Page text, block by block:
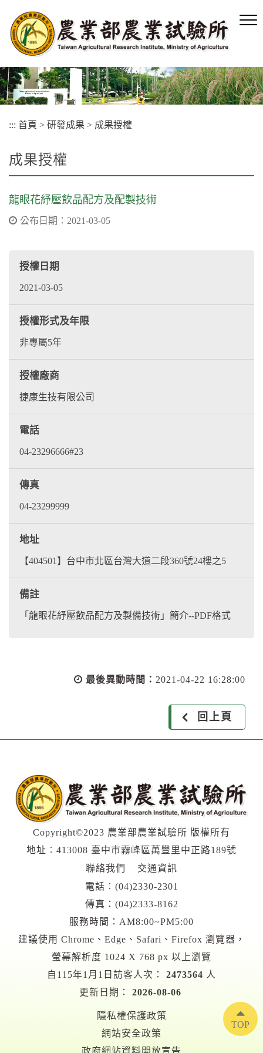
容
區
塊
::: 首頁 > 研發成果 > 成果授權
成果授權
龍眼花紓壓飲品配方及配製技術
公布日期：2021-03-05
授權日期
2021-03-05
授權形式及年限
非專屬5年
授權廠商
捷康生技有限公司
電話
04-23296666#23
傳真
04-23299999
地址
【404501】台中市北區台灣大道二段360號24樓之5
備註
「龍眼花紓壓飲品配方及製備技術」簡介--PDF格式
最後異動時間： 2021-04-22 16:28:00
回上頁
Copyright©2023 農業部農業試驗所 版權所有
地址︰413008 臺中市霧峰區萬豐里中正路189號
聯絡我們
交通資訊
電話︰ (04)2330-2301
傳真：(04)2333-8162
服務時間：AM8:00~PM5:00
建議使用 Chrome、Edge、Safari、Firefox 瀏覽器，
螢幕解析度 1024 X 768 px 以上瀏覽
自115年1月1日訪客人次：
2473564 人
更新日期：
2026-08-06
隱私權保護政策
網站安全政策
政府網站資料開放宣告
TOP